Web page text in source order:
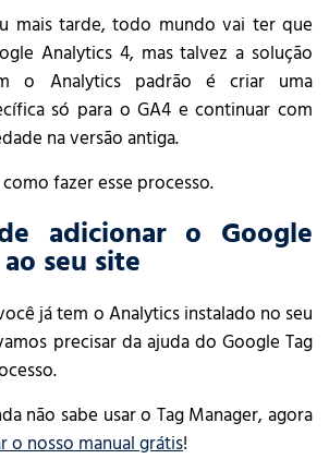
mais tarde, todo mundo vai ter que
Analytics 4, mas talvez a solução
o Analytics padrão é criar uma
só para o GA4 e continuar com
na versão antiga.
fazer esse processo.
adicionar o Google
seu site
já tem o Analytics instalado no seu
precisar da ajuda do Google Tag
não sabe usar o Tag Manager, agora
o nosso manual grátis!